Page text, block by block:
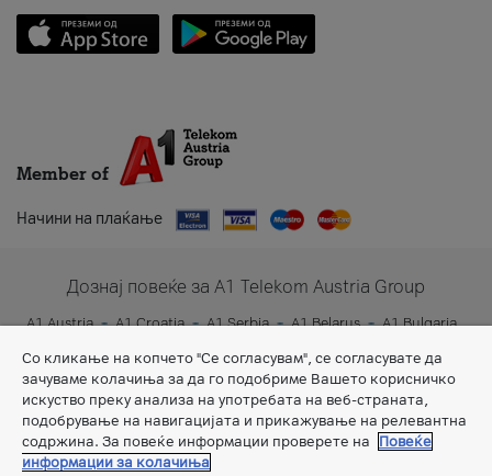
Member of
Начини на плаќање
Дознај повеќе за A1 Telekom Austria Group
A1 Austria A1 Croatia A1 Serbia A1 Belarus
A1 Bulgaria
A1 Slovenia
A1 Digital
Со кликање на копчето "Се согласувам", се согласувате да
зачуваме колачиња за да го подобриме Вашето корисничко
искуство преку анализа на употребата на веб-страната,
подобрување на навигацијата и прикажување на релевантна
содржина. За повеќе информации проверете на
Повеќе
информации за колачиња